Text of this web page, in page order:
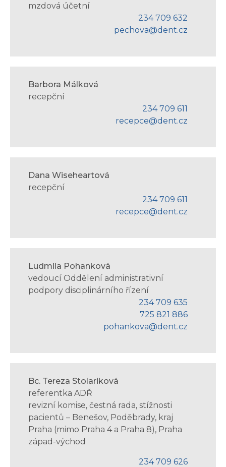
mzdová účetní
234 709 632
pechova@dent.cz
Barbora Málková
recepční
234 709 611
recepce@dent.cz
Dana Wiseheartová
recepční
234 709 611
recepce@dent.cz
Ludmila Pohanková
vedoucí Oddělení administrativní
podpory disciplinárního řízení
234 709 635
725 821 886
pohankova@dent.cz
Bc. Tereza Stolariková
referentka ADŘ
revizní komise, čestná rada, stížnosti
pacientů – Benešov, Poděbrady, kraj
Praha (mimo Praha 4 a Praha 8), Praha
západ-východ
234 709 626